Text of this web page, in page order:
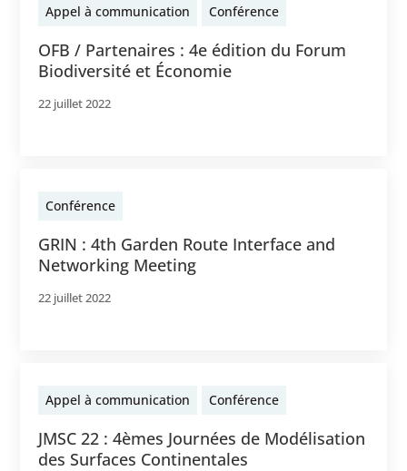
Appel à communication Conférence
OFB / Partenaires : 4e édition du Forum
Biodiversité et Économie
22 juillet 2022
Conférence
GRIN : 4th Garden Route Interface and
Networking Meeting
22 juillet 2022
Appel à communication Conférence
JMSC 22 : 4èmes Journées de Modélisation
des Surfaces Continentales